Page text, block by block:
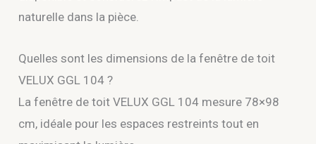
naturelle dans la pièce.
Quelles sont les dimensions de la fenêtre de toit
VELUX GGL 104 ?
La fenêtre de toit VELUX GGL 104 mesure 78×98
cm, idéale pour les espaces restreints tout en